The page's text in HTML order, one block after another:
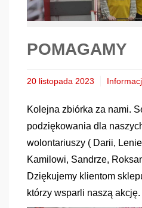
POMAGAMY
20 listopada 2023
Kolejna zbiórka za nami.
podziękowania dla
wolontariuszy ( Darii,
Kamilowi, Sandrze,
Dziękujemy klientom
którzy wsparli naszą akcję.